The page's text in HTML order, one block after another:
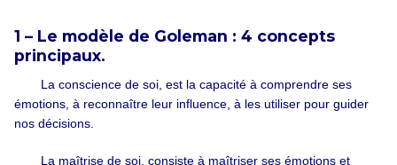
1 – Le modèle de Goleman : 4 concepts
principaux.
La conscience de soi, est la capacité à comprendre ses
émotions, à reconnaître leur influence, à les utiliser pour guider
nos décisions.
La maîtrise de soi, consiste à maîtriser ses émotions et